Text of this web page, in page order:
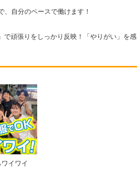
自分のペースで働けます！
頑張りをしっかり反映！「やりがい」を感
イワイ